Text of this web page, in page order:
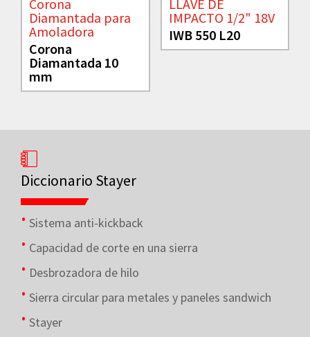
Corona
Diamantada para
Amoladora
Corona
Diamantada 10
mm
LLAVE DE
IMPACTO 1/2" 18V
IWB 550 L20
Diccionario Stayer
Sistema anti-kickback
Capacidad de corte en una sierra
Desbrozadora de hilo
Sierra circular para metales y paneles sandwich
Stayer